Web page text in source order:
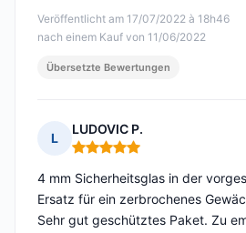
Veröffentlicht am 17/07/2022 à 18h46
nach einem Kauf von 11/06/2022
Übersetzte Bewertungen
L
LUDOVIC P.
Hinweis: 5 von 5
4 mm Sicherheitsglas in der
Ersatz für ein zerbrochenes
Sehr gut geschütztes Paket. Zu